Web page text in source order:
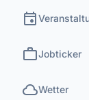
event
workJobticker
cloudWetter